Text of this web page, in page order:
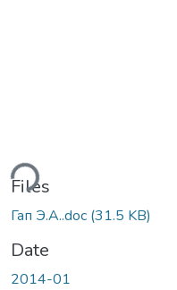
Files
Гап Э.А..doc (31.5 KB)
Date
2014-01